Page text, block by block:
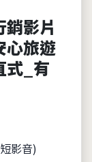
影片
心旅遊
式_有
影音)